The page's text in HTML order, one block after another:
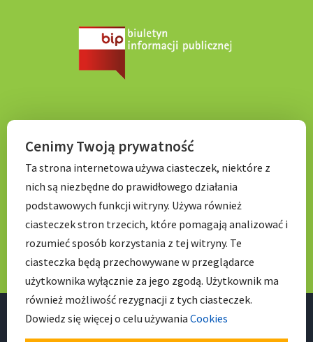
Tel. 71 798 67 99
E-mail:sekretariat.p056@wroclawskaedukacja.pl
Godziny otwarcia:
7:00 – 17: 00
Cenimy Twoją prywatność
Ta strona internetowa używa ciasteczek, niektóre z
nich są niezbędne do prawidłowego działania
podstawowych funkcji witryny. Używa również
ciasteczek stron trzecich, które pomagają analizować i
rozumieć sposób korzystania z tej witryny. Te
ciasteczka będą przechowywane w przeglądarce
użytkownika wyłącznie za jego zgodą. Użytkownik ma
również możliwość rezygnacji z tych ciasteczek.
Dowiedz się więcej o celu używania Cookies